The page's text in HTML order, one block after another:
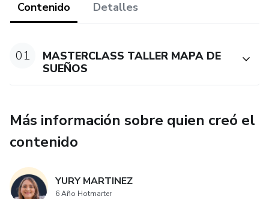
Contenido Detalles
01
MASTERCLASS TALLER MAPA DE
SUEÑOS
Más información sobre quien creó el
contenido
YURY MARTINEZ
6 Año Hotmarter